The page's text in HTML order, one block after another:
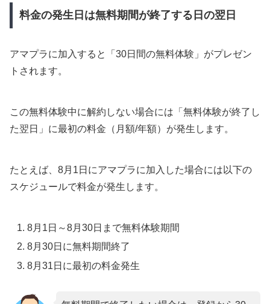
料金の発生日は無料期間が終了する日の翌日
アマプラに加入すると「30日間の無料体験」がプレゼン
トされます。
この無料体験中に解約しない場合には「無料体験が終了し
た翌日」に最初の料金（月額/年額）が発生します。
たとえば、8月1日にアマプラに加入した場合には以下の
スケジュールで料金が発生します。
8月1日～8月30日まで無料体験期間
8月30日に無料期間終了
8月31日に最初の料金発生